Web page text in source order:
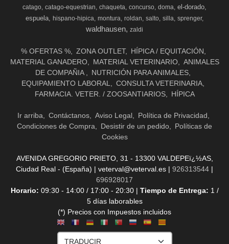
catago catago-equestrian chaqueta concurso doma el-dorado
espuela hispano-hipica montura roldan salto silla sprenger
waldhausen zaldi
% OFERTAS % ZONA OUTLET
HÍPICA / EQUITACIÓN
MATERIAL GANADERO
MATERIAL VETERINARIO
ANIMALES
DE COMPAÑIA
NUTRICIÓN PARA ANIMALES
EQUIPAMIENTO LABORAL
CONSULTA VETERINARIA
FARMACIA. VETER. / ZOOSANTIARIOS
HÍPICA
Ir arriba Contáctanos Aviso Legal
Política de Privacidad
Condiciones de Compra
Desistir de un pedido
Políticas de
Cookies
AVENIDA GREGORIO PRIETO, 31 - 13300 VALDEPEï¿½AS,
Ciudad Real - (España) | veterval@veterval.es | 926313544 |
696928017
Horario: 09:30 - 14:00 / 17:00 - 20:30 | Tiempo de Entrega: 1 /
5 días laborables
(*) Precios con Impuestos incluidos